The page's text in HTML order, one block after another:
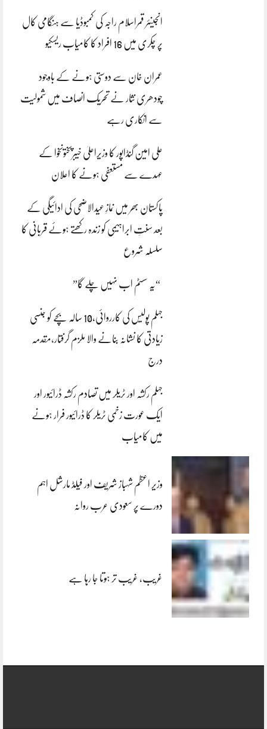
انجینئر قمراسلام راجہ کی کمبوڈیا سے ہنگامی کال
پر چکری میں 16 افراد کا کامیاب ریسکیو
عمران خان سے دوستی ہونے کے باوجود
چودھری نثار نے تحریک انصاف میں شمولیت
سے انکاری رہے
علی امین گنڈاپور کا وزیراعلیٰ خیبرپختونخوا کے
عہدے سے مستعفی ہونے کا اعلان
پاکستان بھر میں نمازِ عیدالاضحی کی ادائیگی کے
بعد سنتِ ابراہیمی کو زندہ رکھتے ہوئے قربانی کا
سلسلہ شروع
“یہ سسٹم اب نہیں چلے گا”
جہلم پولیس کی کارروائی،10 سالہ بچے کو جنسی
زیادتی کا نشانہ بنانے والا ملزم گرفتار،مقدمہ
درج
جہلم رکشہ اور ٹریلر میں تصادم رکشہ ڈرائیور اور
ایک عورت زخمی ٹریلر کا ڈرائیور فرار ہونے
میں کامیاب
وزیر اعظم شہباز شریف اور فیلڈ مارشل اہم
دورے پر سعودی عرب روانہ
غریب، غریب تر ہوتا جا رہا ہے